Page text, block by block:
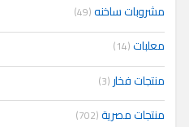
مشروبات ساخنه(49)
معلبات(14)
منتجات فخار (3)
منتجات مصرية(702)